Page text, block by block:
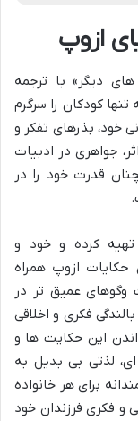
ازوپ
دیگر» با ترجمه
کودکان را سرگرم
خود، بذرهای تفکر و
جواهری در ادبیات
قدرت خود را در
کرده و خود و
حکایات ازوپ همراه
وگوهای عمیق تر در
فکری و اخلاقی
این حکایت ها و
لذتی بی بدیل به
برای هر خانواده
و فکری فرزندان خود